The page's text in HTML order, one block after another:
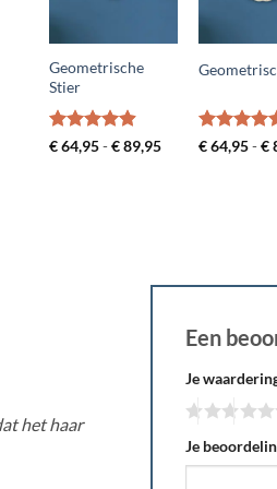
Geometrische
Stier
Gewaardeerd
€64,95-€89,95Prijsklasse:
€64,95-€
het haar
Een
Je
Je